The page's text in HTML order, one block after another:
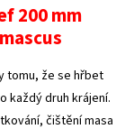
200 mm
tomu, že se hřbet
každý druh krájení.
čištění masa